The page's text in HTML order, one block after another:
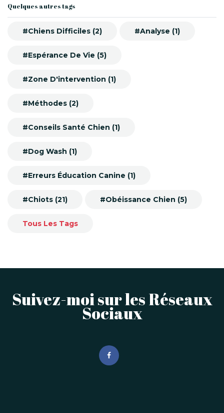
Quelques autres tags
#Chiens Difficiles (2) #Analyse (1)
#Espérance De Vie (5)
#Zone D'intervention (1)
#Méthodes (2)
#Conseils Santé Chien (1)
#Dog Wash (1)
#Erreurs Éducation Canine (1)
#Chiots (21) #Obéissance Chien (5)
Tous Les Tags
Suivez-moi sur les Réseaux
Sociaux